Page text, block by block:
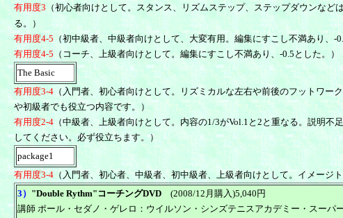
有用度3 （初心者向けとして。スタンス、リズムステップ、ステップダウンな
る。）
有用度4-5 （初中級者、中級者向けとして、大変有用。編集にすこし不満あり、-
有用度4-5（コーチ、上級者向けとして。編集にすこし不満あり、-0.5とした。）
The Basic
有用度3-4（入門者、初心者向けとして。リズミカルな左右や前後のフットワ
や初級者でも役立つ内容です。）
有用度2-4（中級者、上級者向けとして。内容の1/3がVol.1と2と重なる。説明
してください。必ず役立ちます。）
package1
有用度3-4 （入門者、初心者、中級者、初中級者、上級者向けとして。イメージ
3） "Double Rythm"コーチングDVD (2008/12月購入)5,040円
講師 ポール・セダノ・ゲレロ：ウイルソン・シンズテニスアカデミー・